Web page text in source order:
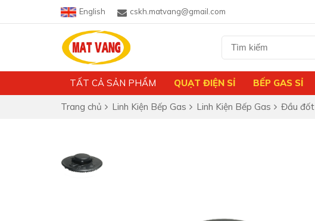
English cskh.matvang@gmail.com
TẤT CẢ SẢN PHẨM QUẠT ĐIỆN SỈ BẾP GAS SỈ
Trang chủ Linh Kiện Bếp Gas Linh Kiện Bếp Gas Đầu đốt